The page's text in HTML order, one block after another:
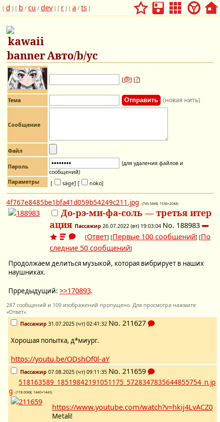
[ d ] [ b / cu / dev] [ r ] [ a / ts ]
Авто/b/ус
[@] [?]
Тема (новая нить)
Сообщение
Файл
Пароль
(для удаления файлов и
сообщений)
Параметры
[ säge] [ nöko]
4f767e8485be1bfa41d059b54249c211.jpg - (749.56KB, 1536×2048)
До-рэ-ми-фа-соль — третья итер
ация Пассажир 26.07.2022 (вт) 19:03:04 No. 188983
[Ответ] [Первые 100 сообщений] [По
следние 50 сообщений]
Продолжаем делиться музыкой, которая вибрирует в наших
наушниках.
Прредыдущий: >>170893.
287 сообщений и 109 изображений пропущено. Для просмотра нажмите
«Ответ».
Пассажир 31.07.2025 (чт) 02:41:32 No. 211627
Хорошая попытка, д*миург.
https://youtu.be/ODshOf0l-aY
Пассажир 07.08.2025 (чт) 09:11:35 No. 211659
518163589_18519842191051175_5728347835644855754_n.jp
g - (178.00KB, 1440×1443)
https://www.youtube.com/watch?v=hkij4LvACZ0
Metali!